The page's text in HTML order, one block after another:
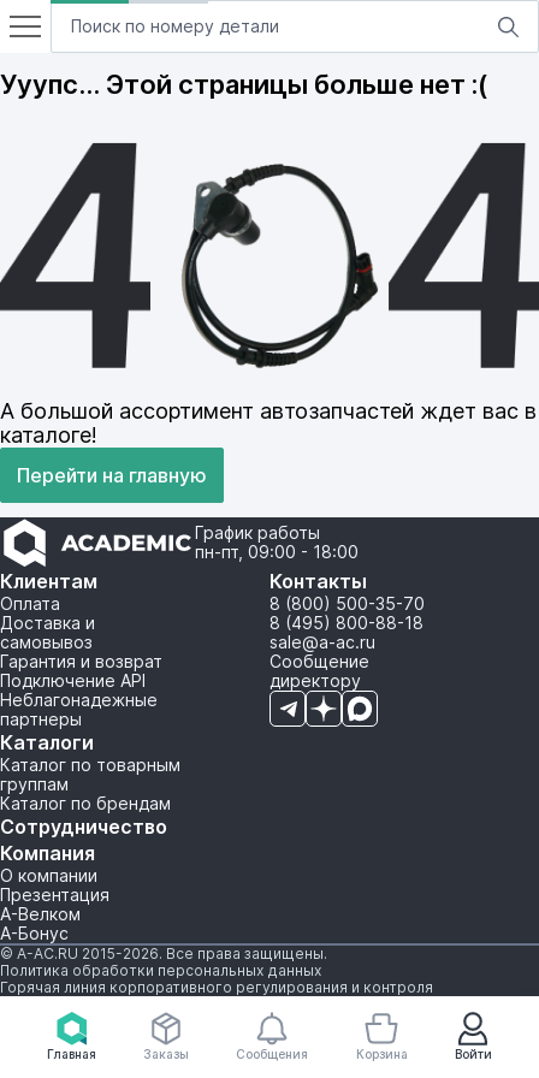
Главная Войти
Заказы Сообщения Корзина
Ууупс… Этой страницы больше нет :(
А большой ассортимент автозапчастей ждет вас в
каталоге!
Перейти на главную
График работы
пн-пт, 09:00 - 18:00
Клиентам
Оплата
Доставка и
самовывоз
Гарантия и возврат
Подключение API
Неблагонадежные
партнеры
Каталоги
Каталог по товарным
группам
Каталог по брендам
Сотрудничество
Компания
О компании
Презентация
А-Велком
А-Бонус
Контакты
8 (800) 500-35-70
8 (495) 800-88-18
sale@a-ac.ru
Сообщение
директору
© A-AC.RU 2015-2026. Все права защищены.
Политика обработки персональных данных
Горячая линия корпоративного регулирования и контроля